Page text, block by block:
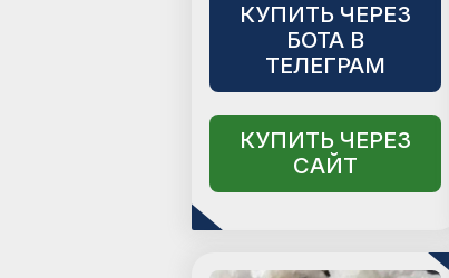
КУПИТЬ ЧЕРЕЗ
БОТА В
ТЕЛЕГРАМ
КУПИТЬ ЧЕРЕЗ
САЙТ